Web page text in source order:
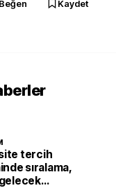
Beğen Kaydet
tercih
sıralama,